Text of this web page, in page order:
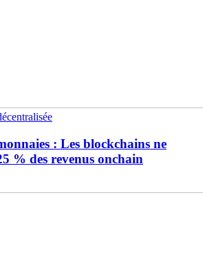
: Les blockchains ne
% des revenus onchain